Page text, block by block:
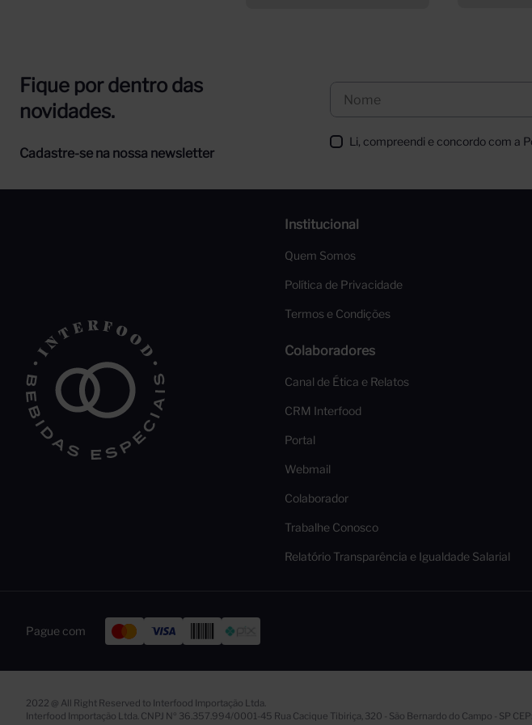
Fique por dentro das
novidades.
Cadastre-se na nossa newsletter
Li, compreendi e concordo com a
Institucional
Quem Somos
Política de Privacidade
Termos e Condições
Colaboradores
Canal de Ética e Relatos
CRM Interfood
Portal
Webmail
Colaborador
Trabalhe Conosco
Relatório Transparência e Igualdade Salarial
Pague com
2022 @ All Right Reserved to Interfood Importação Ltda.
Interfood Importação Ltda. CNPJ Nº 36.357.994/0001-45 Rua Cacique Tibiriça, 320 - São Bernardo do Campo - SP